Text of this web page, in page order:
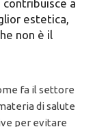
a
estetica,
non è il
fa il settore
di salute
per evitare